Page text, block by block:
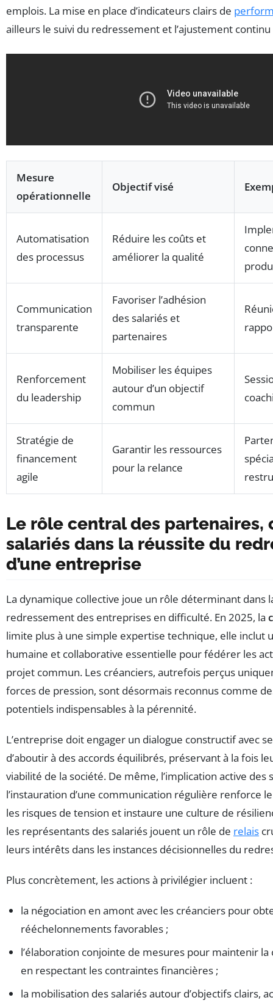
emplois. La mise en place d’indicateurs clairs de
ailleurs le suivi du redressement et l’ajustement
Mesure
opérationnelle
Objectif visé
Automatisation
des processus
Réduire les coûts et
améliorer la qualité
Communication
transparente
Favoriser l’adhésion
des salariés et
partenaires
Renforcement
du leadership
Mobiliser les équipes
autour d’un objectif
commun
Stratégie de
financement
agile
Garantir les ressources
pour la relance
Le rôle central des partenaires,
salariés dans la réussite du
d’une entreprise
La dynamique collective joue un rôle déterminant dans
redressement des entreprises en difficulté. En 2025, la
limite plus à une simple expertise technique, elle inclut
humaine et collaborative essentielle pour fédérer les
projet commun. Les créanciers, autrefois perçus
forces de pression, sont désormais reconnus comme
potentiels indispensables à la pérennité.
L’entreprise doit engager un dialogue constructif avec
d’aboutir à des accords équilibrés, préservant à la fois
viabilité de la société. De même, l’implication active des
l’instauration d’une communication régulière renforce
les risques de tension et instaure une culture de
les représentants des salariés jouent un rôle de relais
leurs intérêts dans les instances décisionnelles du
Plus concrètement, les actions à privilégier incluent :
la négociation en amont avec les créanciers pour
rééchelonnements favorables ;
l’élaboration conjointe de mesures pour maintenir
en respectant les contraintes financières ;
la mobilisation des salariés autour d’objectifs clairs,